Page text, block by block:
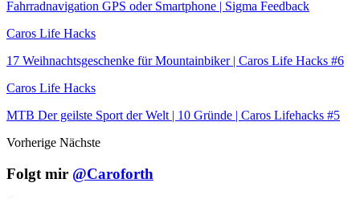
Fahrradnavigation GPS oder Smartphone | Sigma Feedback
Caros Life Hacks
17 Weihnachtsgeschenke für Mountainbiker | Caros Life Hacks #6
Caros Life Hacks
MTB Der geilste Sport der Welt | 10 Gründe | Caros Lifehacks #5
Vorherige Nächste
Folgt mir @Caroforth